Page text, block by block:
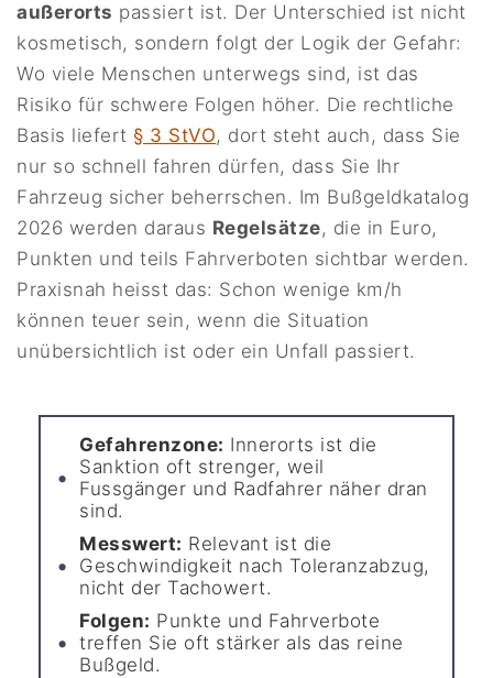
außerorts passiert ist. Der Unterschied ist nicht
kosmetisch, sondern folgt der Logik der Gefahr:
Wo viele Menschen unterwegs sind, ist das
Risiko für schwere Folgen höher. Die rechtliche
Basis liefert § 3 StVO, dort steht auch, dass Sie
nur so schnell fahren dürfen, dass Sie Ihr
Fahrzeug sicher beherrschen. Im Bußgeldkatalog
2026 werden daraus Regelsätze, die in Euro,
Punkten und teils Fahrverboten sichtbar werden.
Praxisnah heisst das: Schon wenige km/h
können teuer sein, wenn die Situation
unübersichtlich ist oder ein Unfall passiert.
Gefahrenzone: Innerorts ist die
Sanktion oft strenger, weil
Fussgänger und Radfahrer näher dran
sind.
Messwert: Relevant ist die
Geschwindigkeit nach Toleranzabzug,
nicht der Tachowert.
Folgen: Punkte und Fahrverbote
treffen Sie oft stärker als das reine
Bußgeld.